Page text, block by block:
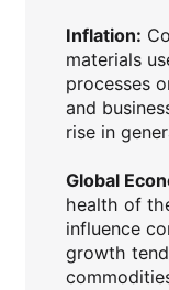
Inflation:
materials
processes
and
rise in
Global
health of
influence
growth